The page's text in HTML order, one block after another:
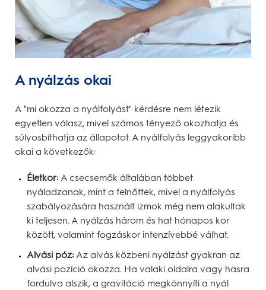
A nyálzás okai
A "mi okozza a nyálfolyást" kérdésre nem létezik
egyetlen válasz, mivel számos tényező okozhatja és
súlyosbíthatja az állapotot. A nyálfolyás leggyakoribb
okai a következők:
Életkor: A csecsemők általában többet
nyáladzanak, mint a felnőttek, mivel a nyálfolyás
szabályozására használt izmok még nem alakultak
ki teljesen. A nyálzás három és hat hónapos kor
között, valamint fogzáskor intenzívebbé válhat.
Alvási póz: Az alvás közbeni nyálzást gyakran az
alvási pozíció okozza. Ha valaki oldalra vagy hasra
fordulva alszik, a gravitáció megkönnyíti a nyál